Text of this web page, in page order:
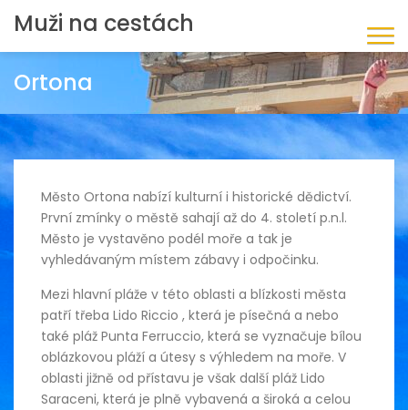
Muži na cestách
Ortona
Město Ortona nabízí kulturní i historické dědictví.
První zmínky o městě sahají až do 4. století p.n.l.
Město je vystavěno podél moře a tak je
vyhledávaným místem zábavy i odpočinku.
Mezi hlavní pláže v této oblasti a blízkosti města
patří třeba Lido Riccio , která je písečná a nebo
také pláž Punta Ferruccio, která se vyznačuje bílou
oblázkovou pláží a útesy s výhledem na moře. V
oblasti jižně od přístavu je však další pláž Lido
Saraceni, která je plně vybavená a široká a celou